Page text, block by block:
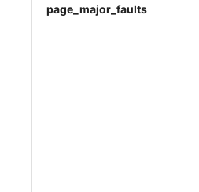
page_major_faults